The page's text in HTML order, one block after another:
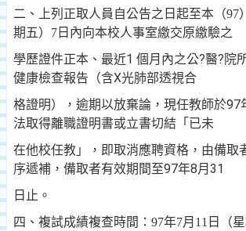
二、上列正取人員自公告之日起至本（97
期 五） 7 日 內向本校人事室繳交原繳驗之
學歷證件正本、最近1 個月內之公?醫?院
健康檢查報告（含X光肺部透視合
格證明），逾期以放棄論，現任教師於97
法取得離職證明書或立書切結「已未
在他校任教」，即取消應聘資格，由備取
序遞補，備取者有效期間至97年8月 31
日止。
四、 複試成績複查時間： 97年7月 11 日 （